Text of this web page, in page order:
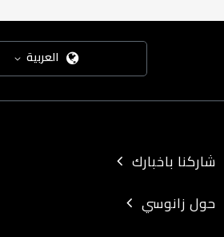
العربية
شاركنا باخبارك
حول زانوسي